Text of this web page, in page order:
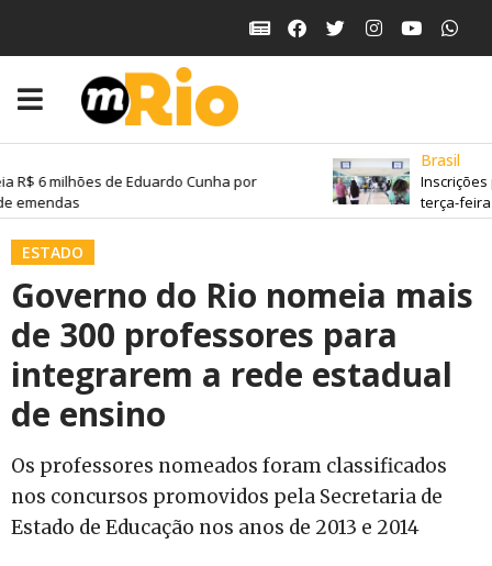
R$ 6 milhões de Eduardo Cunha por
emendas
Brasil
Inscrições
terça-feira
ESTADO
Governo do Rio nomeia mais
de 300 professores para
integrarem a rede estadual
de ensino
Os professores nomeados foram classificados
nos concursos promovidos pela Secretaria de
Estado de Educação nos anos de 2013 e 2014